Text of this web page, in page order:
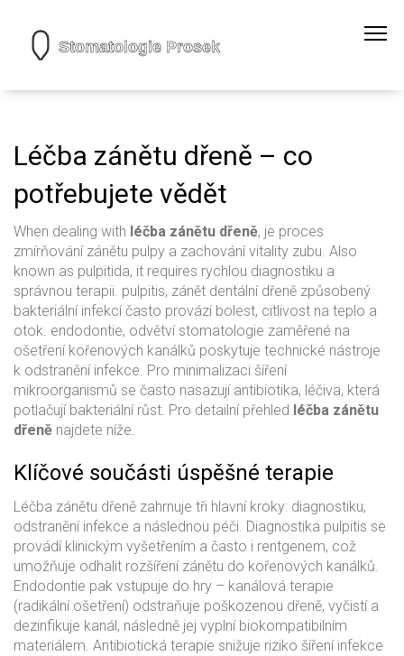
Léčba zánětu dřeně – co
potřebujete vědět
When dealing with léčba zánětu dřeně, je proces
zmírňování zánětu pulpy a zachování vitality zubu. Also
known as pulpitida, it requires rychlou diagnostiku a
správnou terapii. pulpitis, zánět dentální dřeně způsobený
bakteriální infekcíčasto provází bolest, citlivost na teplo a
otok. endodontie, odvětví stomatologie zaměřené na
ošetření kořenových kanálků poskytuje technické nástroje
k odstranění infekce. Pro minimalizaci šíření
mikroorganismů se často nasazují antibiotika, léčiva, která
potlačují bakteriální růst. Pro detailní přehled léčba zánětu
dřeně najdete níže.
Klíčové součásti úspěšné terapie
Léčba zánětu dřeně zahrnuje tři hlavní kroky: diagnostiku,
odstranění infekce a následnou péči. Diagnostika pulpitis se
provádí klinickým vyšetřením a často i rentgenem, což
umožňuje odhalit rozšíření zánětu do kořenových kanálků.
Endodontie pak vstupuje do hry – kanálová terapie
(radikální ošetření) odstraňuje poškozenou dřeně, vyčistí a
dezinfikuje kanál, následně jej vyplní biokompatibilním
materiálem. Antibiotická terapie snižuje riziko šíření infekce